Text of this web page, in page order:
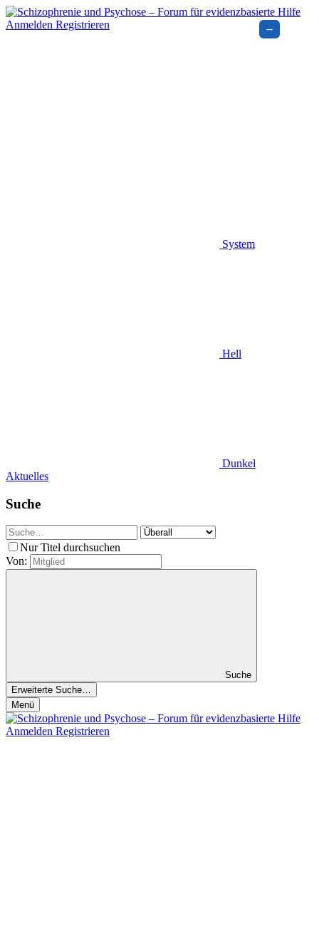
Anmelden Registrieren
System
Hell
Dunkel
Aktuelles
Suche
Nur Titel durchsuchen
Von:
Suche
Erweiterte Suche…
Menü
Anmelden Registrieren
–